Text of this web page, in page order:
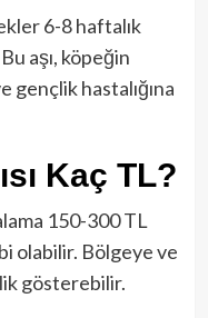
6-8 haftalık
aşı, köpeğin
gençlik hastalığına
Kaç TL?
150-300 TL
olabilir. Bölgeye ve
gösterebilir.